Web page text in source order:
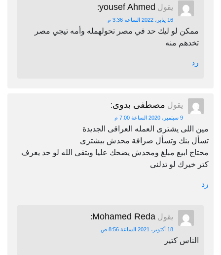
يقول yousef Ahmed
:
16 يناير، 2022 الساعة 3:36 م
ممكن لو ليك حد في مصر تحولهمله وأمه تيجي مصر
تخدهم منه
رد
يقول مصطفى بدوى:
9 سبتمبر، 2020 الساعة 7:00 م
مين اللى يشترى العمله العراقى الجديدة
تسأل بنك وتسأل صرافة محدش بيشترى
محتاج ابيع مبلغ ومحدش يضحك عليا ويتقى الله لو حد يعرف
كتر خيرك لو تدلنى
رد
يقول Mohamed Reda
:
18 أكتوبر، 2021 الساعة 8:56 ص
الناس كتير